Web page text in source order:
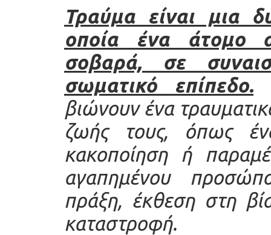
Τραύμα είναι μια
οποία ένα άτομο
σοβαρά, σε
σωματικό επίπεδο.
βιώνουν ένα
ζωής τους, όπως ένα
κακοποίηση ή
αγαπημένου
πράξη, έκθεση στη
καταστροφή.